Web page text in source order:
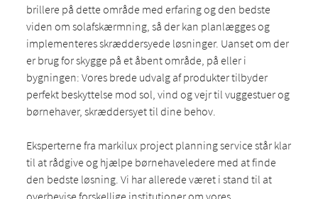
brillere på dette område med erfaring og den bedste
viden om solafskærmning, så der kan planlægges og
implementeres skræddersyede løsninger. Uanset om der
er brug for skygge på et åbent område, på eller i
bygningen: Vores brede udvalg af produkter tilbyder
perfekt beskyttelse mod sol, vind og vejr til vuggestuer og
børnehaver, skræddersyet til dine behov.
Eksperterne fra markilux project planning service står klar
til at rådgive og hjælpe børnehaveledere med at finde
den bedste løsning. Vi har allerede været i stand til at
overbevise forskellige institutioner om vores